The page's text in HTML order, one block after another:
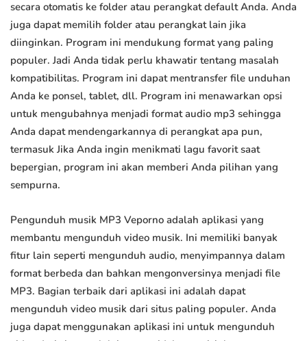
secara otomatis ke folder atau perangkat default Anda. Anda
juga dapat memilih folder atau perangkat lain jika
diinginkan. Program ini mendukung format yang paling
populer. Jadi Anda tidak perlu khawatir tentang masalah
kompatibilitas. Program ini dapat mentransfer file unduhan
Anda ke ponsel, tablet, dll. Program ini menawarkan opsi
untuk mengubahnya menjadi format audio mp3 sehingga
Anda dapat mendengarkannya di perangkat apa pun,
termasuk Jika Anda ingin menikmati lagu favorit saat
bepergian, program ini akan memberi Anda pilihan yang
sempurna.
Pengunduh musik MP3 Veporno adalah aplikasi yang
membantu mengunduh video musik. Ini memiliki banyak
fitur lain seperti mengunduh audio, menyimpannya dalam
format berbeda dan bahkan mengonversinya menjadi file
MP3. Bagian terbaik dari aplikasi ini adalah dapat
mengunduh video musik dari situs paling populer. Anda
juga dapat menggunakan aplikasi ini untuk mengunduh